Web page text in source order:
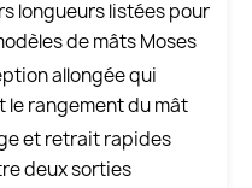
longueurs listées pour
de mâts Moses
allongée qui
le rangement du mât
et retrait rapides
deux sorties